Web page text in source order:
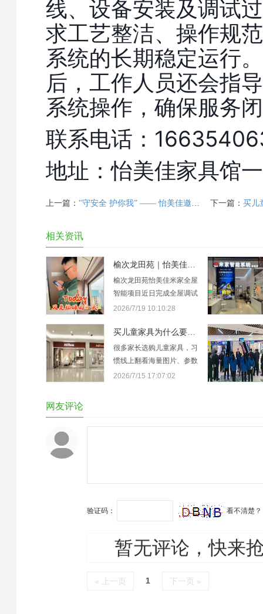
线、设备安装及调试
求工艺整洁、操作规
系统的长期稳定运行
后，工作人员还会指
系统操作，确保服务
联系电话：
地址：怡美佳家具馆
上一篇： "守安全 护你我” —— 怡美佳邀请榆次区市场监督管理局高校新区市场监督管理所和维保单位对商场特种设备进行自纠自查 下一篇： 买儿童家
相关资讯
榆次龙田苑｜怡美佳米家全屋智能调试交付
榆次龙田苑怡美佳米家全屋
智能项目近日完成全屋调试
并交付使用。此次服务由米
核心工作在于系统联动的稳
定性测试与场景逻辑优化。
技术人员依据龙田苑的实际
2026/7/19 10:10:28
买儿童家具为什么要到门店看？ABC儿童家具怡美佳店告诉你
很多家长选购儿童家具，习
惯线上翻看海量图片、参数
和评价，但图片再精美、介
2026/7/15 17:07:02
网友评论
验证码： 看不清楚？
暂无评论，快来
« 上一页 1 下一页 »